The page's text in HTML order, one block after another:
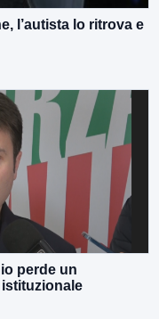
l’autista lo ritrova e
perde un